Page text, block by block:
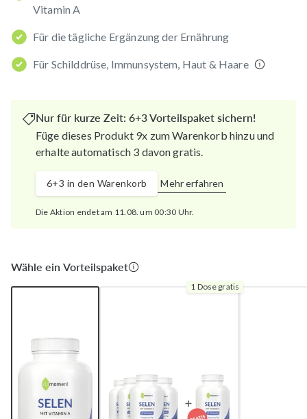
Vitamin A
Für die tägliche Ergänzung der Ernährung
Für Schilddrüse, Immunsystem, Haut & Haare
Nur für kurze Zeit: 6+3 Vorteilspaket sichern!
Füge dieses Produkt 9x zum Warenkorb hinzu und
erhalte automatisch 3 davon gratis.
6+3 in den Warenkorb Mehr erfahren
Die Aktion endet am 11.08. um 00:30 Uhr.
Wähle ein Vorteilspaket
1 Dose gratis